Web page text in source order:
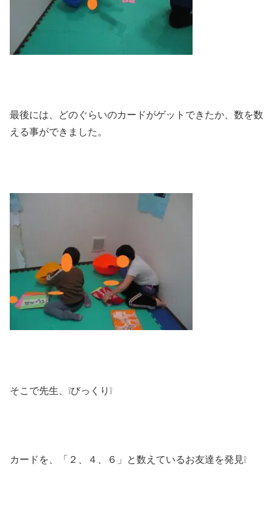
最後には、どのぐらいのカードがゲットできたか、数を数
える事ができました。
そこで先生、❕びっくり❕
カードを、「２、４、６」と数えているお友達を発見❕